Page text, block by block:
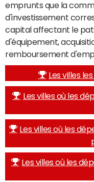
emprunts que la
d'investissement
capital affectant le
d'équipement,
remboursement
Les villes
Les villes où les
Les villes où les
Les villes où les